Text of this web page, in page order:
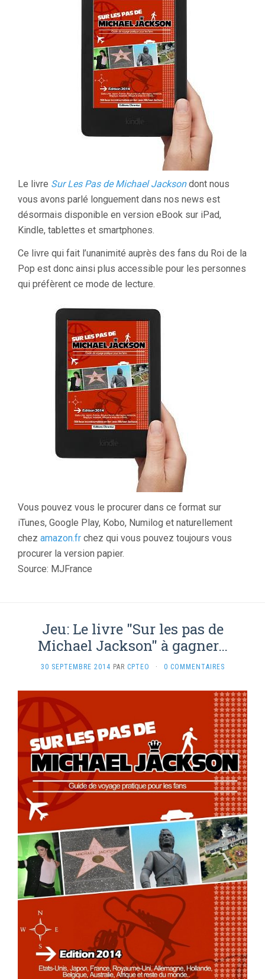
Le livre Sur Les Pas de Michael Jacksondont nous
vous avons parlé longuement dans nos news est
désormais disponible en version eBook sur iPad,
Kindle, tablettes et smartphones.
Ce livre qui fait l’unanimité auprès des fans du Roi de la
Pop est donc ainsi plus accessible pour les personnes
qui préfèrent ce mode de lecture.
Vous pouvez vous le procurer dans ce format sur
iTunes, Google Play, Kobo, Numilog et naturellement
chez amazon.fr chez qui vous pouvez toujours vous
procurer la version papier.
Source: MJFrance
Jeu: Le livre "Sur les pas de
Michael Jackson" à gagner…
30 SEPTEMBRE 2014 PAR CPTEO · 0 COMMENTAIRES